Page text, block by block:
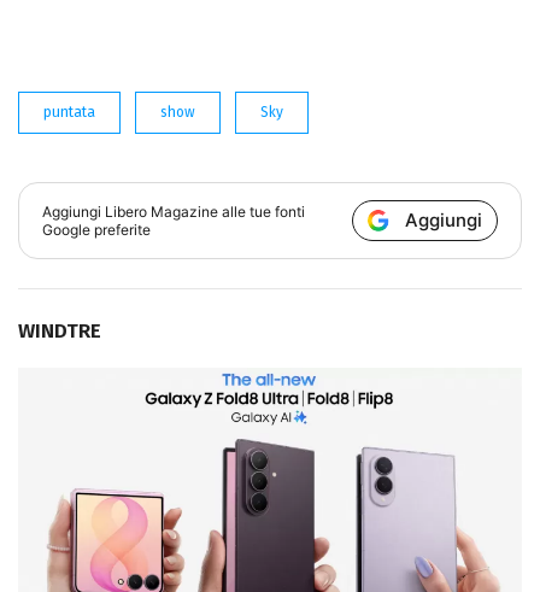
puntata show Sky
Aggiungi Libero Magazine alle tue fonti
Google preferite
Aggiungi
WINDTRE